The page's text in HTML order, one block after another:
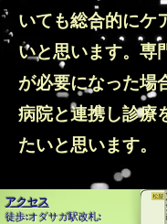
いても総合的にケ
いと思います。専
が必要になった場
病院と連携し診療
たいと思います。
​アクセス
徒歩:オダサガ駅改札: